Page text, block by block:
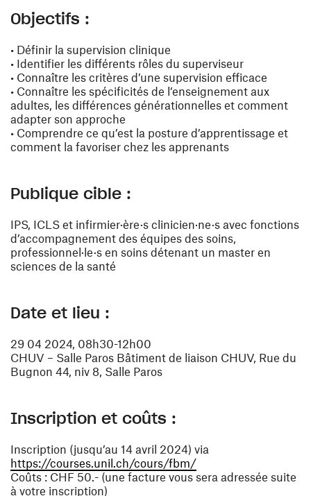
Objectifs :
• Définir la supervision clinique
• Identifier les différents rôles du superviseur
• Connaître les critères d’une supervision efficace
• Connaître les spécificités de l’enseignement aux
adultes, les différences générationnelles et comment
adapter son approche
• Comprendre ce qu’est la posture d’apprentissage et
comment la favoriser chez les apprenants
Publique cible :
IPS, ICLS et infirmier·ère·s clinicien·ne·s avec fonctions
d’accompagnement des équipes des soins,
professionnel·le·s en soins détenant un master en
sciences de la santé
Date et lieu :
29 04 2024, 08h30-12h00
CHUV – Salle Paros Bâtiment de liaison CHUV, Rue du
Bugnon 44, niv 8, Salle Paros
Inscription et coûts :
Inscription (jusqu’au 14 avril 2024) via
https://courses.unil.ch/cours/fbm/(ouvre une nouvelle
Coûts : CHF 50.- (une facture vous sera adressée suite
à votre inscription)